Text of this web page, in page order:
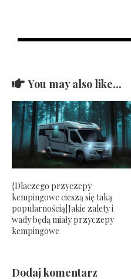
You may also like...
{Dlaczego przyczepy
kempingowe cieszą się taką
popularnością|Jakie zalety i
wady będą miały przyczepy
kempingowe
Dodaj komentarz